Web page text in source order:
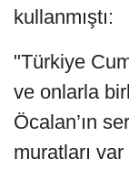
kullanmıştı:
"Türkiye
ve onlarla
Öcalan’ın
muratları